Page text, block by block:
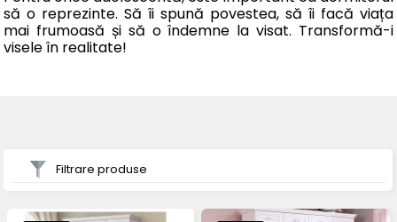
să o reprezinte. Să îi spună povestea, să îi facă viața
mai frumoasă și să o îndemne la visat. Transformă-i
visele în realitate!
Filtrare produse